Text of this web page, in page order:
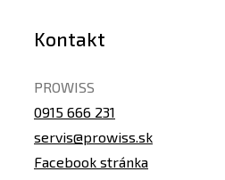
Kontakt
PROWISS
0915 666 231
servis@prowiss.sk
Facebook stránka